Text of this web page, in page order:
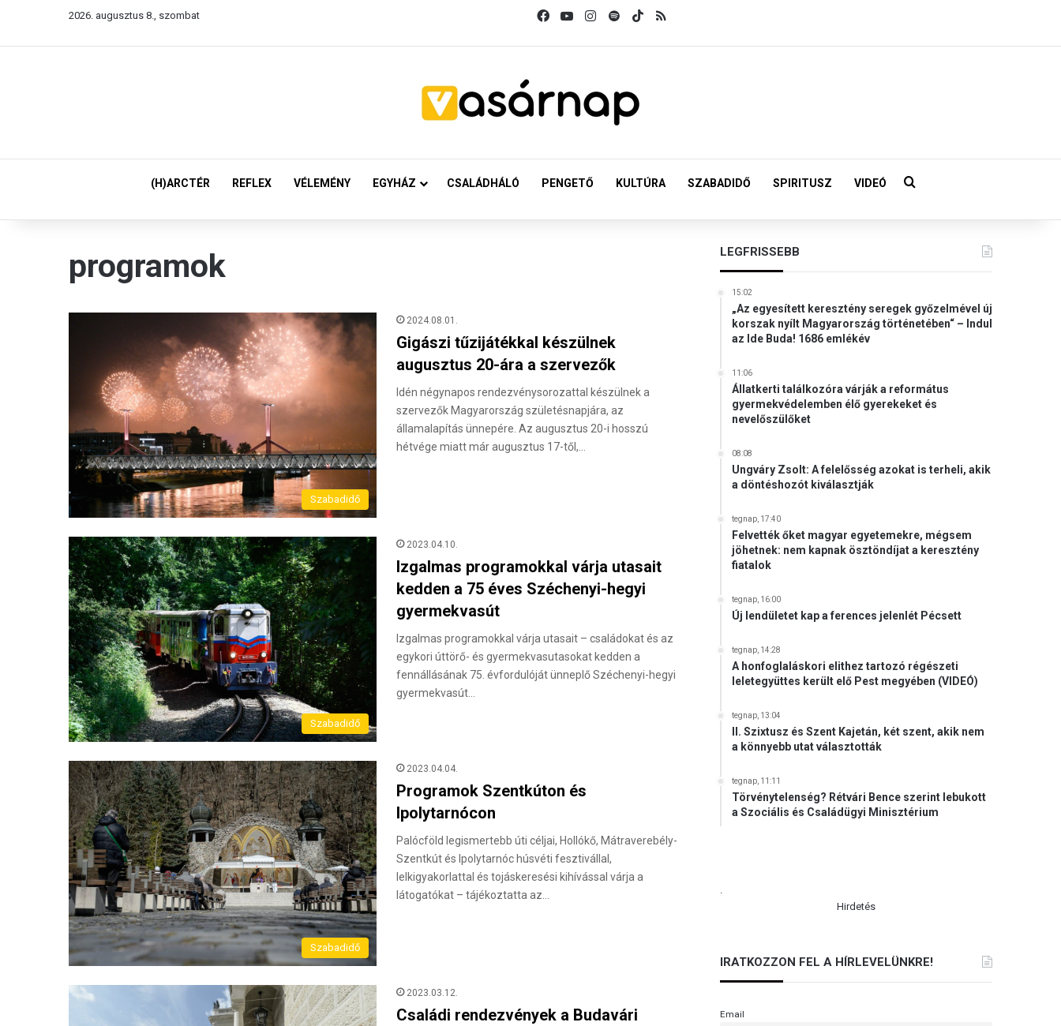
2026. augusztus 8., szombat FacebookYouTubeInstagram
SpotifyTikTok
(H)ARCTÉR REFLEX VÉLEMÉNY EGYHÁZ CSALÁDHÁLÓ PENGETŐ KULTÚRA SZABADIDŐ SPIRITUSZ VIDEÓ Keresés:
programok
Szabadidő
2024.08.01.
Gigászi tűzijátékkal készülnek
augusztus 20-ára a szervezők
Idén négynapos rendezvénysorozattal készülnek a
szervezők Magyarország születésnapjára, az
államalapítás ünnepére. Az augusztus 20-i hosszú
hétvége miatt már augusztus 17-től,…
Szabadidő
2023.04.10.
Izgalmas programokkal várja utasait
kedden a 75 éves Széchenyi-hegyi
gyermekvasút
Izgalmas programokkal várja utasait – családokat és az
egykori úttörő- és gyermekvasutasokat kedden a
fennállásának 75. évfordulóját ünneplő Széchenyi-hegyi
gyermekvasút…
Szabadidő
2023.04.04.
Programok Szentkúton és
Ipolytarnócon
Palócföld legismertebb úti céljai, Hollókő, Mátraverebély-
Szentkút és Ipolytarnóc húsvéti fesztivállal,
lelkigyakorlattal és tojáskeresési kihívással várja a
látogatókat – tájékoztatta az…
2023.03.12.
Családi rendezvények a Budavári
LEGFRISSEBB
15:02
„Az egyesített keresztény seregek győzelmével új
korszak nyílt Magyarország történetében“ – Indul
az Ide Buda! 1686 emlékév
11:06
Állatkerti találkozóra várják a református
gyermekvédelemben élő gyerekeket és
nevelőszülőket
08:08
Ungváry Zsolt: A felelősség azokat is terheli, akik
a döntéshozót kiválasztják
tegnap, 17:40
Felvették őket magyar egyetemekre, mégsem
jöhetnek: nem kapnak ösztöndíjat a keresztény
fiatalok
tegnap, 16:00
Új lendületet kap a ferences jelenlét Pécsett
tegnap, 14:28
A honfoglaláskori elithez tartozó régészeti
leletegyüttes került elő Pest megyében (VIDEÓ)
tegnap, 13:04
II. Szixtusz és Szent Kajetán, két szent, akik nem
a könnyebb utat választották
tegnap, 11:11
Törvénytelenség? Rétvári Bence szerint lebukott
a Szociális és Családügyi Minisztérium
.
Hirdetés
IRATKOZZON FEL A HÍRLEVELÜNKRE!
Email